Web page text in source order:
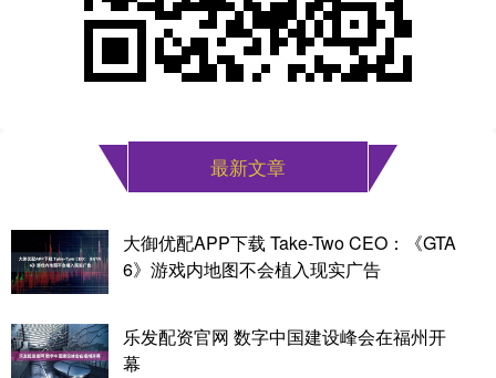
最新文章
大御优配APP下载 Take-Two CEO：《GTA
6》游戏内地图不会植入现实广告
乐发配资官网 数字中国建设峰会在福州开
幕